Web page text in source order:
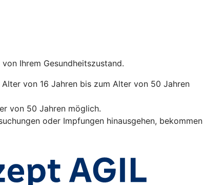
Ihrem Gesundheitszustand.
von 16 Jahren bis zum Alter von 50 Jahren
von 50 Jahren möglich.
oder Impfungen hinausgehen, bekommen